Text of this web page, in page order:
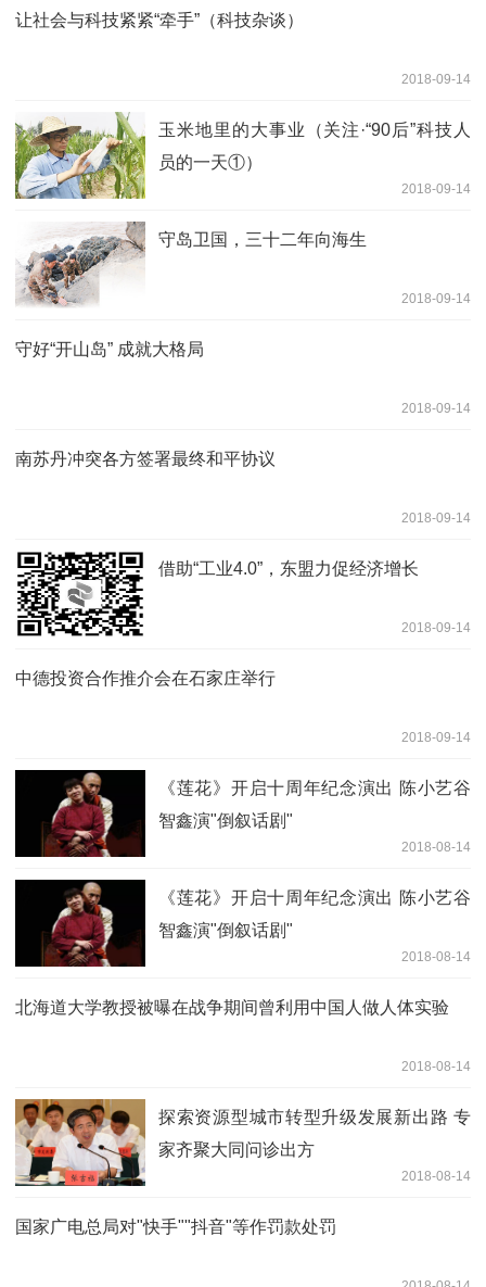
让社会与科技紧紧“牵手”（科技杂谈）
2018-09-14
玉米地里的大事业（关注·“90后”科技人
员的一天①）
2018-09-14
守岛卫国，三十二年向海生
2018-09-14
守好“开山岛” 成就大格局
2018-09-14
南苏丹冲突各方签署最终和平协议
2018-09-14
借助“工业4.0”，东盟力促经济增长
2018-09-14
中德投资合作推介会在石家庄举行
2018-09-14
《莲花》开启十周年纪念演出 陈小艺谷
智鑫演"倒叙话剧"
2018-08-14
《莲花》开启十周年纪念演出 陈小艺谷
智鑫演"倒叙话剧"
2018-08-14
北海道大学教授被曝在战争期间曾利用中国人做人体实验
2018-08-14
探索资源型城市转型升级发展新出路 专
家齐聚大同问诊出方
2018-08-14
国家广电总局对"快手""抖音"等作罚款处罚